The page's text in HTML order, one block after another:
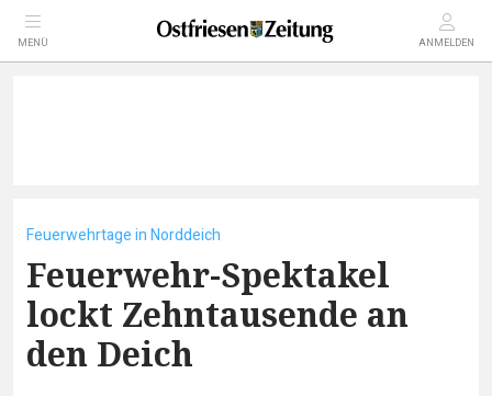
MENÜ ANMELDEN
Feuerwehrtage in Norddeich
Feuerwehr-Spektakel
lockt Zehntausende an
den Deich